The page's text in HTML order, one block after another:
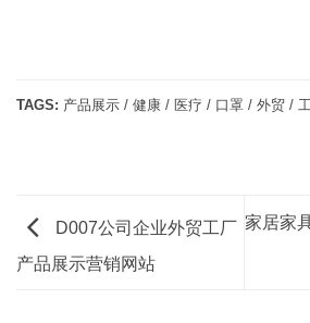
TAGS: 产品展示 / 健康 / 医疗 / 口罩 / 外贸 /
D007公司企业外贸工厂
产品展示营销网站
家居家